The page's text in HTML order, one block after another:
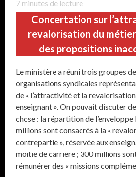
7 minutes de lecture
Concertation sur
revalorisation du
des propositions
Le ministère a réuni trois groupes
organisations syndicales
de « l’attractivité et la
enseignant ». On pouvait discuter
chose : la répartition de
millions sont consacrés à la «
contrepartie », réservée aux
moitié de carrière ; 300 millions
rémunérer des « missions